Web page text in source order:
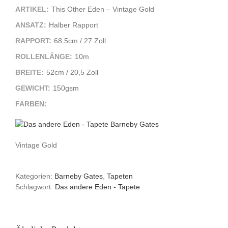
ARTIKEL: This Other Eden – Vintage Gold
ANSATZ: Halber Rapport
RAPPORT: 68.5cm / 27 Zoll
ROLLENLÄNGE: 10m
BREITE: 52cm / 20,5 Zoll
GEWICHT: 150gsm
FARBEN:
Vintage Gold
Kategorien: Barneby Gates Tapeten
Schlagwort: Das andere Eden - Tapete